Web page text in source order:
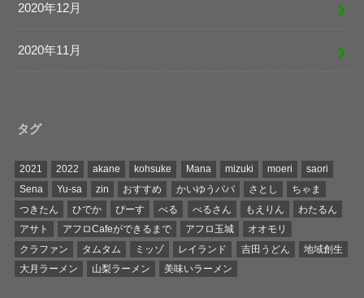
2020年12月
2020年11月
タグ
2021 2022 akane kohsuke Mana mizuki moeri
saori
Sena
Yu-sa zin おすすめ かいゆうパパ さとし
ちゃま
つきたん
ひでか ぴーす べる べるさん もえりん
わたるん
アサト
アフロCafeができるまで アフロ玉城
オオモリ
クラファン
タムタム ミッゾ レイランド 吉田うどん
地域創生
大月ラーメン
山梨ラーメン 美味いラーメン